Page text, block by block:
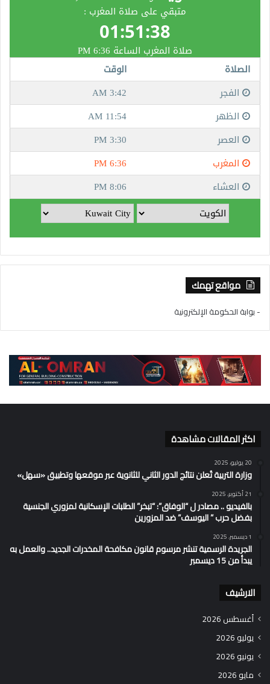
مواقع تهمك
- بوابة الحكومة الإلكترونية
اكثر المقالات مشاهدة
20 يوليو، 2025
وزارة التربية تُعلن نتائج الدور الثاني للثانوية عبر موقعها وتطبيق «سهل»
21 أكتوبر، 2025
بالفيديو .. مصادر ل “الوفاق”: “تبخر” الطلبات الإسكانية لمزوري الجنسية
بفضل حرب ” اليوسف” ضد المزورين
1 ديسمبر، 2025
الجريدة الرسمية تنشر مرسوم قانون مكافحة المخدرات الجديد.. والعمل به
يبدأ من 15 ديسمبر
الارشيف
أغسطس 2026
يوليو 2026
يونيو 2026
مايو 2026